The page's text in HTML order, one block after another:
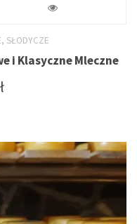
, SŁODYCZE
i Klasyczne Mleczne